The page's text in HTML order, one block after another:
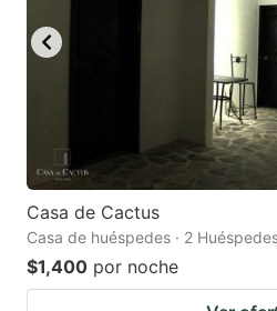
Casa de Cactus
Casa de huéspedes · 2
$1,400 por noche